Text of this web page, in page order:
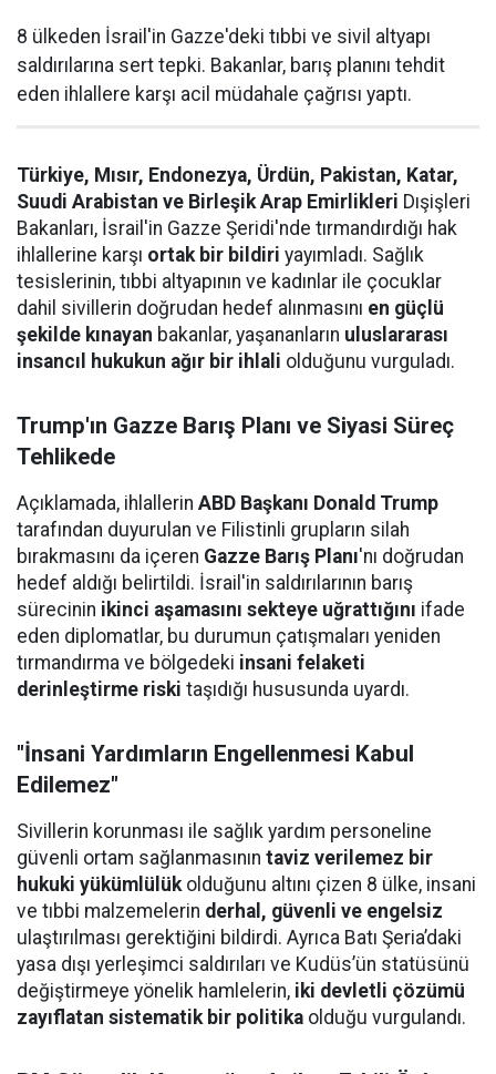
8 ülkeden İsrail'in Gazze'deki tıbbi ve sivil altyapı
saldırılarına sert tepki. Bakanlar, barış planını tehdit
eden ihlallere karşı acil müdahale çağrısı yaptı.
Türkiye, Mısır, Endonezya, Ürdün, Pakistan, Katar,
Suudi Arabistan ve Birleşik Arap Emirlikleri Dışişleri
Bakanları, İsrail'in Gazze Şeridi'nde tırmandırdığı hak
ihlallerine karşı ortak bir bildiri yayımladı. Sağlık
tesislerinin, tıbbi altyapının ve kadınlar ile çocuklar
dahil sivillerin doğrudan hedef alınmasını en güçlü
şekilde kınayan bakanlar, yaşananların uluslararası
insancıl hukukun ağır bir ihlali olduğunu vurguladı.
Trump'ın Gazze Barış Planı ve Siyasi Süreç
Tehlikede
Açıklamada, ihlallerin ABD Başkanı Donald Trump
tarafından duyurulan ve Filistinli grupların silah
bırakmasını da içeren Gazze Barış Planı'nı doğrudan
hedef aldığı belirtildi. İsrail'in saldırılarının barış
sürecinin ikinci aşamasını sekteye uğrattığını ifade
eden diplomatlar, bu durumun çatışmaları yeniden
tırmandırma ve bölgedeki insani felaketi
derinleştirme riski taşıdığı hususunda uyardı.
"İnsani Yardımların Engellenmesi Kabul
Edilemez"
Sivillerin korunması ile sağlık yardım personeline
güvenli ortam sağlanmasının taviz verilemez bir
hukuki yükümlülükolduğunu altını çizen 8 ülke, insani
ve tıbbi malzemelerin derhal, güvenli ve engelsiz
ulaştırılması gerektiğini bildirdi. Ayrıca Batı Şeria’daki
yasa dışı yerleşimci saldırıları ve Kudüs’ün statüsünü
değiştirmeye yönelik hamlelerin, iki devletli çözümü
zayıflatan sistematik bir politika olduğu vurgulandı.